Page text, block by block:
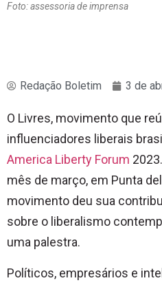
Foto: assessoria de imprensa
Redação Boletim 3 de
O Livres, movimento que
influenciadores liberais
America Liberty Forum
mês de março, em Punta
movimento deu sua
sobre o liberalismo
uma palestra.
Políticos, empresários e